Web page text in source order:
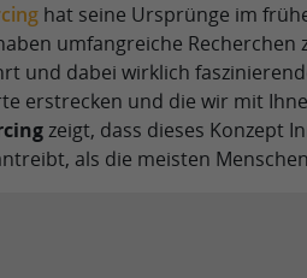
hat seine Ursprünge im
umfangreiche Recherchen
und dabei wirklich
erstrecken und die wir mit
zeigt, dass dieses Konzept
als die meisten